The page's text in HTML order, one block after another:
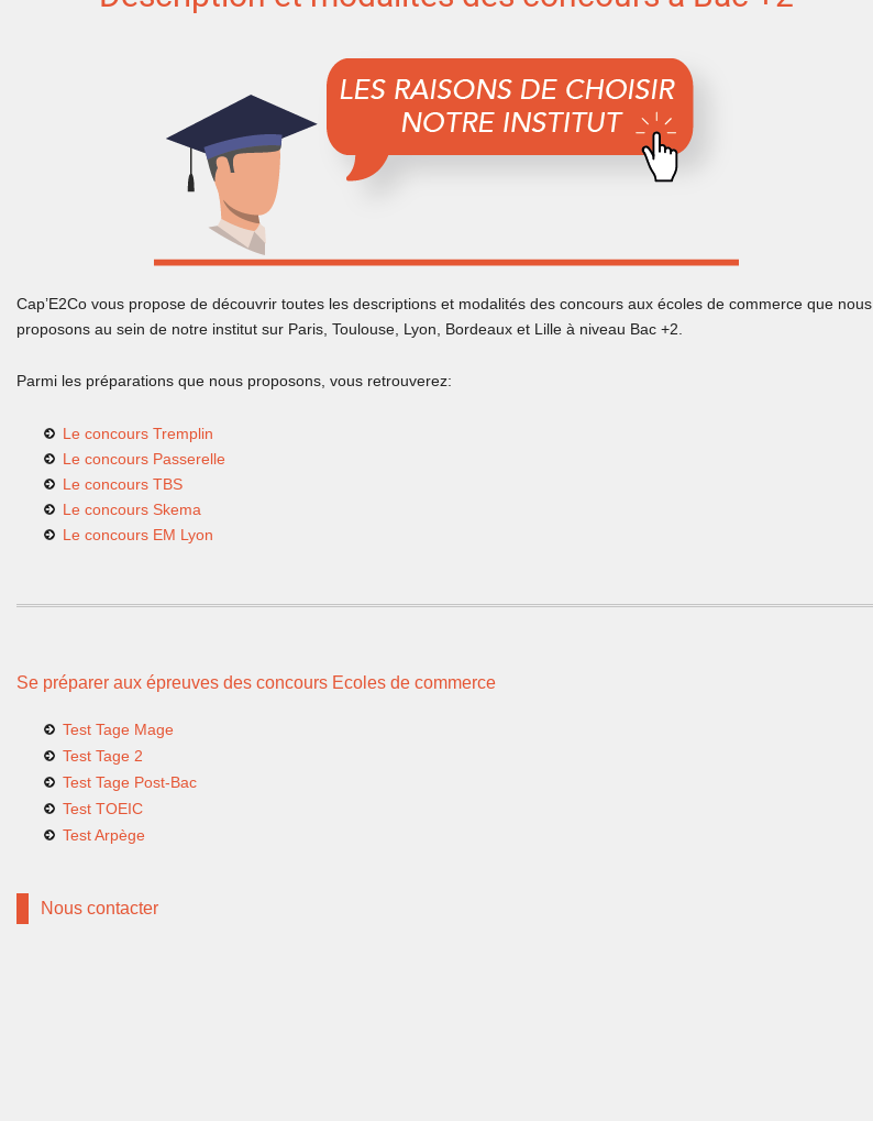
Cap’E2Co vous propose de découvrir toutes les descriptions et modalités des concours aux écoles de commerce que nous
proposons au sein de notre institut sur Paris, Toulouse, Lyon, Bordeaux et Lille à niveau Bac +2.
Parmi les préparations que nous proposons, vous retrouverez:
Le concours Tremplin
Le concours Passerelle
Le concours TBS
Le concours Skema
Le concours EM Lyon
Se préparer aux épreuves des concours Ecoles de commerce
Test Tage Mage
Test Tage 2
Test Tage Post-Bac
Test TOEIC
Test Arpège
Nous contacter